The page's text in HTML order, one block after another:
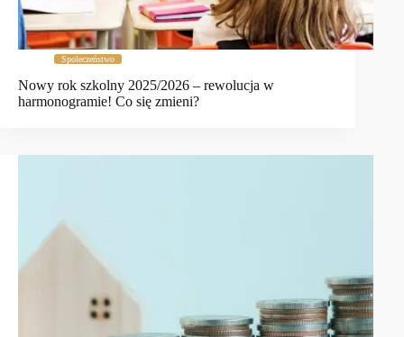
Społeczeństwo
Nowy rok szkolny 2025/2026 – rewolucja w
harmonogramie! Co się zmieni?